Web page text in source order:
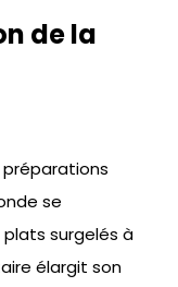
de la
préparations
se
surgelés à
élargit son